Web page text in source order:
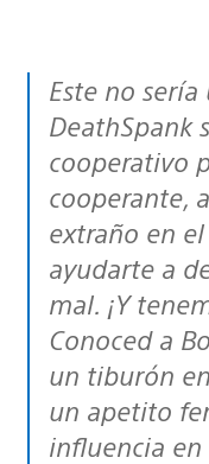
Este no sería un juego de
DeathSpank
cooperativo
cooperante,
extraño en
ayudarte a
mal. ¡Y
Conoced a
un tiburón
un apetito
influencia